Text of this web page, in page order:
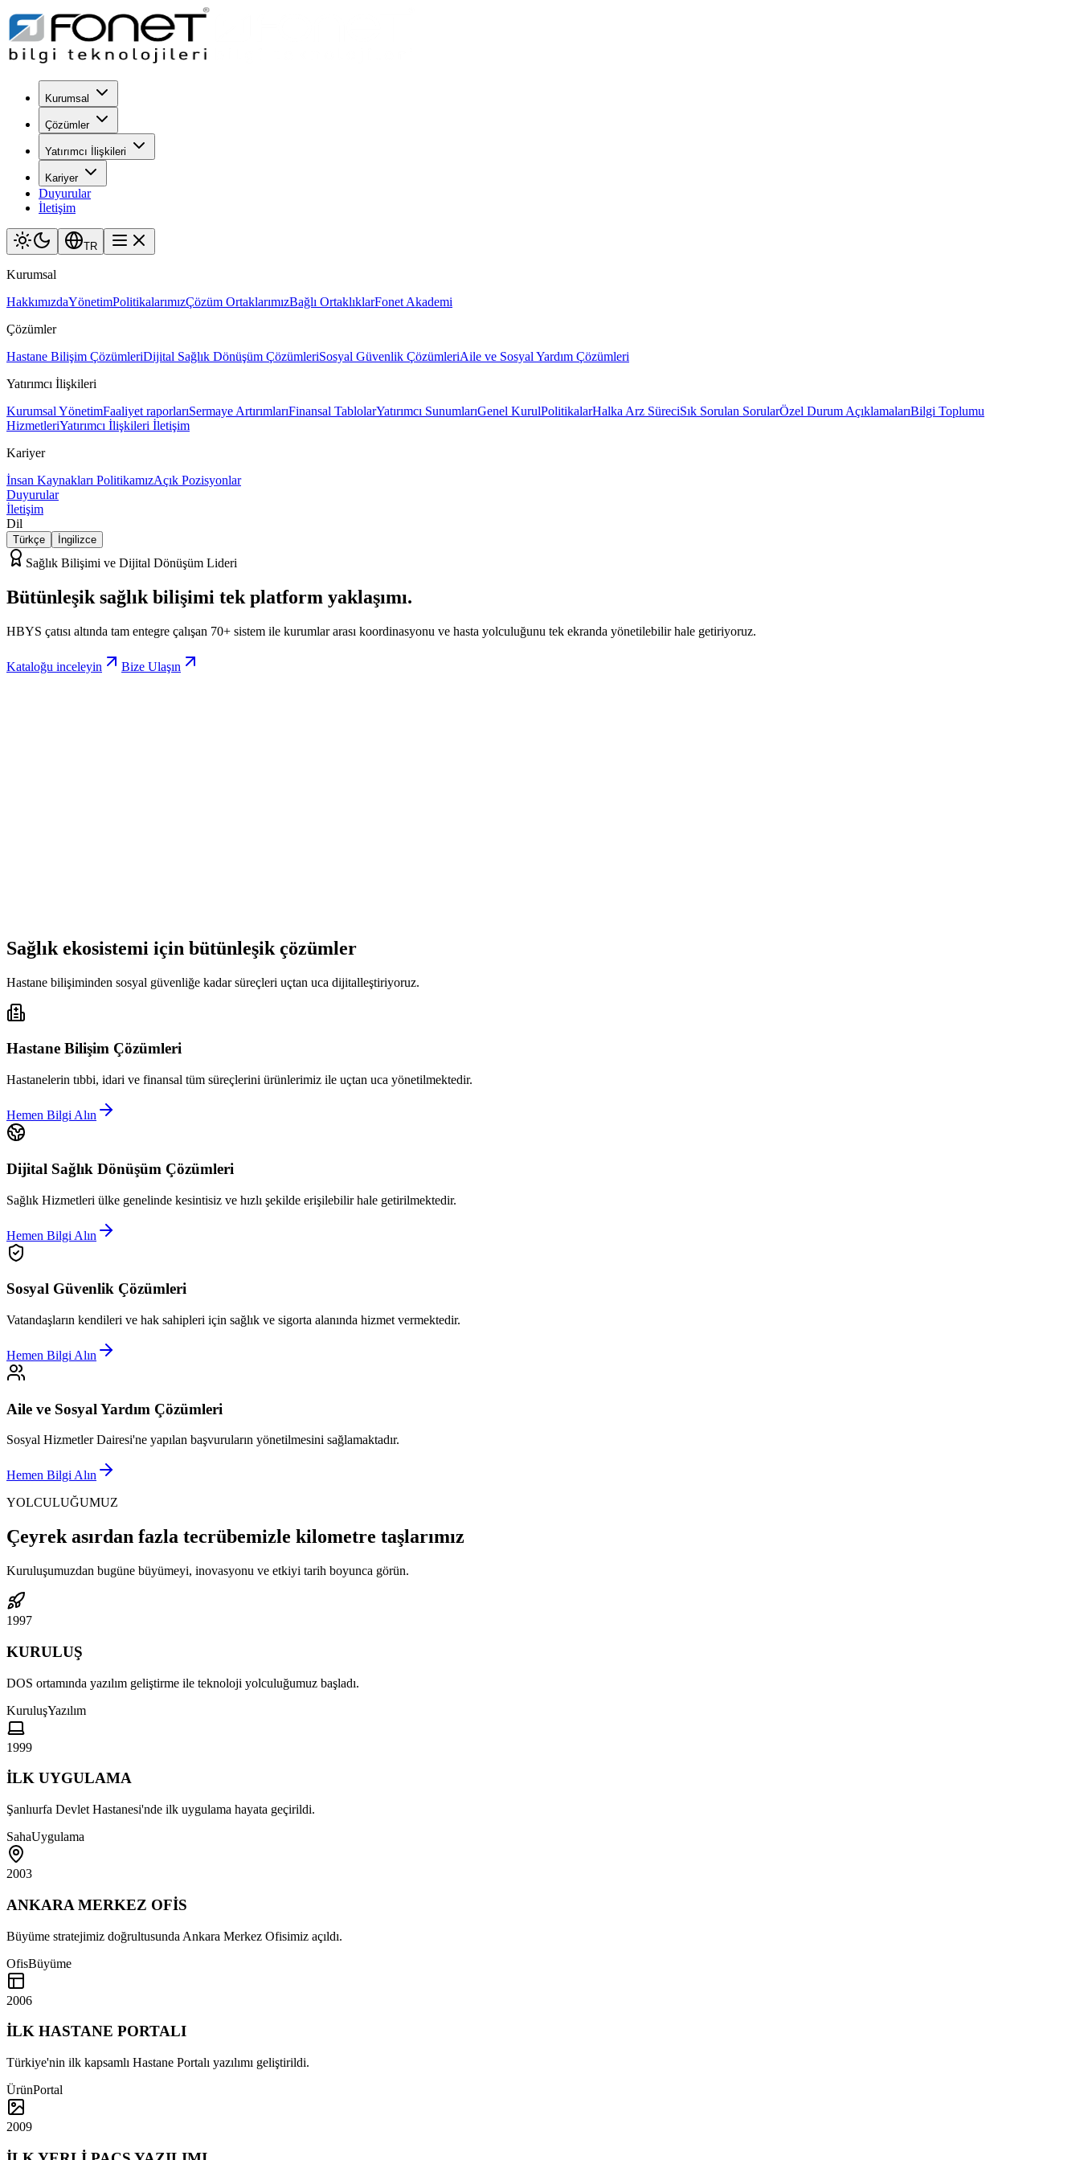
Kurumsal
Çözümler
Yatırımcı İlişkileri
Kariyer
Duyurular
İletişim
TR
Kurumsal
HakkımızdaYönetimPolitikalarımızÇözüm OrtaklarımızBağlı OrtaklıklarFonet Akademi
Çözümler
Hastane Bilişim ÇözümleriDijital Sağlık Dönüşüm ÇözümleriSosyal Güvenlik ÇözümleriAile ve Sosyal Yardım Çözümleri
Yatırımcı İlişkileri
Kurumsal YönetimFaaliyet raporlarıSermaye ArtırımlarıFinansal TablolarYatırımcı SunumlarıGenel KurulPolitikalarHalka Arz SüreciSık Sorulan SorularÖzel Durum AçıklamalarıBilgi Toplumu
HizmetleriYatırımcı İlişkileri İletişim
Kariyer
İnsan Kaynakları PolitikamızAçık Pozisyonlar
Duyurular
İletişim
Dil
Türkçe İngilizce
Sağlık Bilişimi ve Dijital Dönüşüm Lideri
Bütünleşik sağlık bilişimi tek platform yaklaşımı.
HBYS çatısı altında tam entegre çalışan 70+ sistem ile kurumlar arası koordinasyonu ve hasta yolculuğunu tek ekranda yönetilebilir hale getiriyoruz.
Kataloğu inceleyin Bize Ulaşın
Sağlık ekosistemi için bütünleşik çözümler
Hastane bilişiminden sosyal güvenliğe kadar süreçleri uçtan uca dijitalleştiriyoruz.
Hastane Bilişim Çözümleri
Hastanelerin tıbbi, idari ve finansal tüm süreçlerini ürünlerimiz ile uçtan uca yönetilmektedir.
Hemen Bilgi Alın
Dijital Sağlık Dönüşüm Çözümleri
Sağlık Hizmetleri ülke genelinde kesintisiz ve hızlı şekilde erişilebilir hale getirilmektedir.
Hemen Bilgi Alın
Sosyal Güvenlik Çözümleri
Vatandaşların kendileri ve hak sahipleri için sağlık ve sigorta alanında hizmet vermektedir.
Hemen Bilgi Alın
Aile ve Sosyal Yardım Çözümleri
Sosyal Hizmetler Dairesi'ne yapılan başvuruların yönetilmesini sağlamaktadır.
Hemen Bilgi Alın
YOLCULUĞUMUZ
Çeyrek asırdan fazla tecrübemizle kilometre taşlarımız
Kuruluşumuzdan bugüne büyümeyi, inovasyonu ve etkiyi tarih boyunca görün.
1997
KURULUŞ
DOS ortamında yazılım geliştirme ile teknoloji yolculuğumuz başladı.
KuruluşYazılım
1999
İLK UYGULAMA
Şanlıurfa Devlet Hastanesi'nde ilk uygulama hayata geçirildi.
SahaUygulama
2003
ANKARA MERKEZ OFİS
Büyüme stratejimiz doğrultusunda Ankara Merkez Ofisimiz açıldı.
OfisBüyüme
2006
İLK HASTANE PORTALI
Türkiye'nin ilk kapsamlı Hastane Portalı yazılımı geliştirildi.
ÜrünPortal
2009